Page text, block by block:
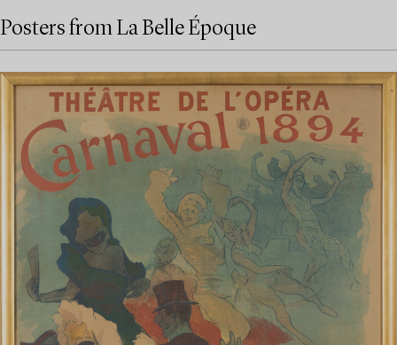
Posters from La Belle Époque